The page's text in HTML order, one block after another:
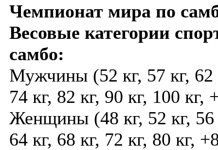
Чемпионат мира по
Весовые категории
самбо:
Мужчины (52 кг, 57 кг, 62
74 кг, 82 кг, 90 кг, 100 кг,
Женщины (48 кг, 52 кг, 56
64 кг, 68 кг, 72 кг, 80 кг,